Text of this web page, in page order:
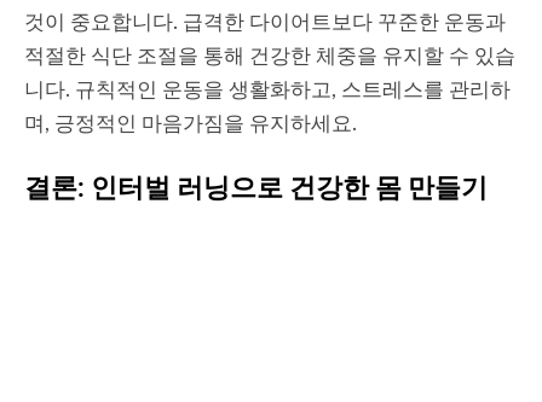
것이 중요합니다. 급격한 다이어트보다 꾸준한 운동과
적절한 식단 조절을 통해 건강한 체중을 유지할 수 있습
니다. 규칙적인 운동을 생활화하고, 스트레스를 관리하
며, 긍정적인 마음가짐을 유지하세요.
결론: 인터벌 러닝으로 건강한 몸 만들기